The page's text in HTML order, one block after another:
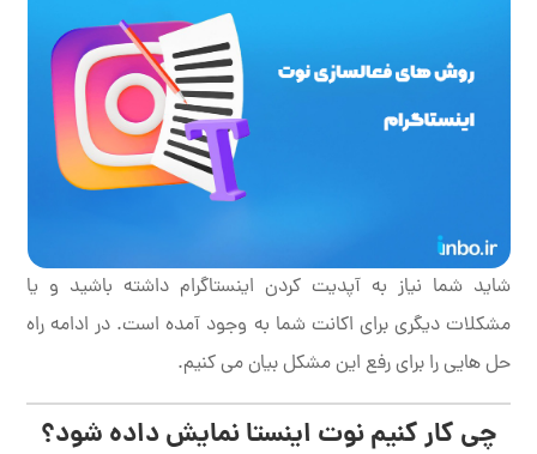
شاید شما نیاز به آپدیت کردن اینستاگرام داشته باشید و یا
مشکلات دیگری برای اکانت شما به وجود آمده است. در ادامه راه
حل هایی را برای رفع این مشکل بیان می کنیم.
چی کار کنیم نوت اینستا نمایش داده شود؟